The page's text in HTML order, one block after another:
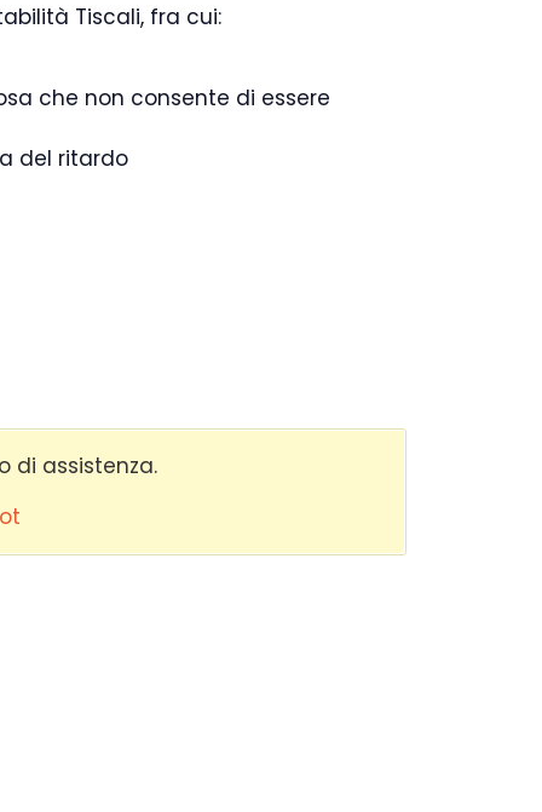
Tiscali, fra cui:
che non consente di essere
del ritardo
di assistenza.